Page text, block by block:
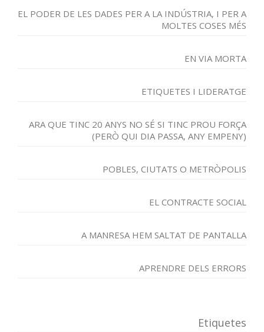
EL PODER DE LES DADES PER A LA INDÚSTRIA, I PER A
MOLTES COSES MÉS
EN VIA MORTA
ETIQUETES I LIDERATGE
ARA QUE TINC 20 ANYS NO SÉ SI TINC PROU FORÇA
(PERÒ QUI DIA PASSA, ANY EMPENY)
POBLES, CIUTATS O METRÒPOLIS
EL CONTRACTE SOCIAL
A MANRESA HEM SALTAT DE PANTALLA
APRENDRE DELS ERRORS
Etiquetes